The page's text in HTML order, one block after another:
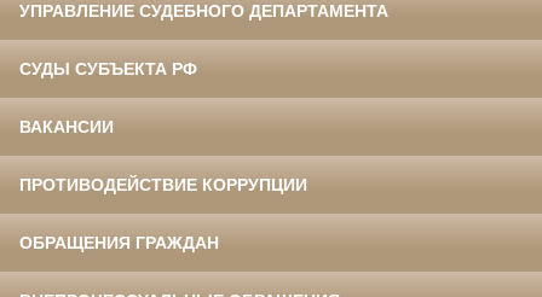
УПРАВЛЕНИЕ СУДЕБНОГО ДЕПАРТАМЕНТА
СУДЫ СУБЪЕКТА РФ
ВАКАНСИИ
ПРОТИВОДЕЙСТВИЕ КОРРУПЦИИ
ОБРАЩЕНИЯ ГРАЖДАН